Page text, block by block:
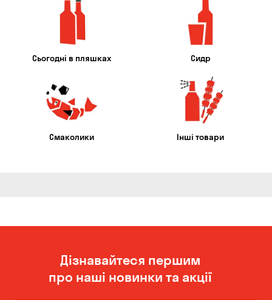
Сьогодні в пляшках Сидр
Смаколики Інші товари
Дізнавайтеся першим
про наші новинки та акції